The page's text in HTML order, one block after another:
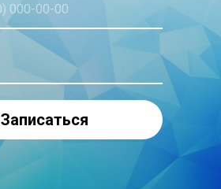
Записаться